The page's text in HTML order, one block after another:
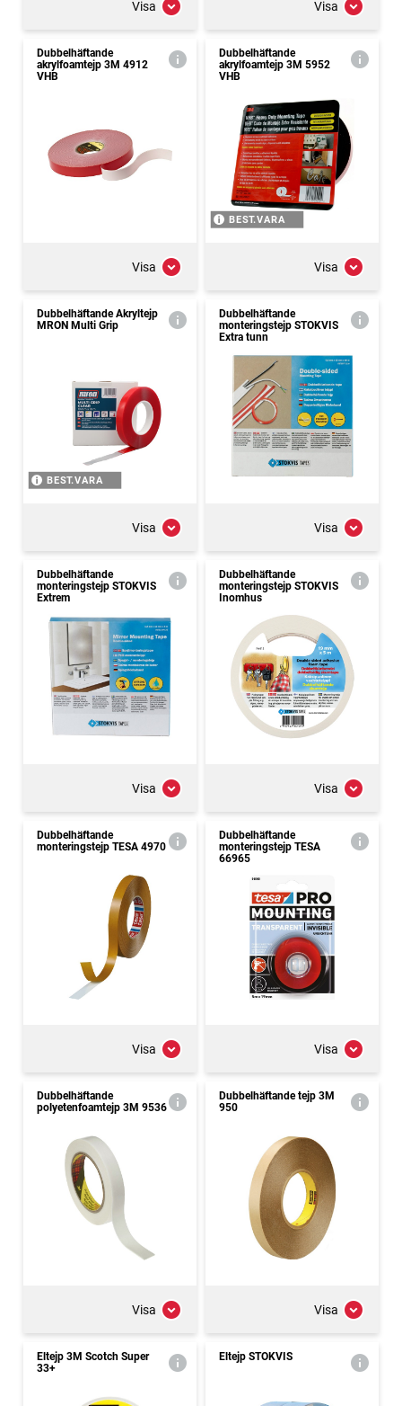
Visa Visa
Dubbelhäftande
akrylfoamtejp 3M 4912
VHB
Visa
Dubbelhäftande
akrylfoamtejp 3M 5952
VHB
BEST.VARA
Visa
Dubbelhäftande Akryltejp
MRON Multi Grip
BEST.VARA
Visa
Dubbelhäftande
monteringstejp STOKVIS
Extra tunn
Visa
Dubbelhäftande
monteringstejp STOKVIS
Extrem
Visa
Dubbelhäftande
monteringstejp STOKVIS
Inomhus
Visa
Dubbelhäftande
monteringstejp TESA 4970
Visa
Dubbelhäftande
monteringstejp TESA
66965
Visa
Dubbelhäftande
polyetenfoamtejp 3M 9536
Visa
Dubbelhäftande tejp 3M
950
Visa
Eltejp 3M Scotch Super
33+
Eltejp STOKVIS